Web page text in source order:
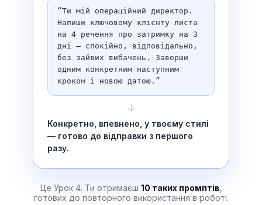
“Ти мій операційний директор.
Напиши ключовому клієнту листа
на 4 речення про затримку на 3
дні — спокійно, відповідально,
без зайвих вибачень. Заверши
одним конкретним наступним
кроком і новою датою.”
↓
Конкретно, впевнено, у твоєму стилі
— готово до відправки з першого
разу.
Це Урок 4. Ти отримаєш 10 таких промптів
готових до повторного використання в роботі.